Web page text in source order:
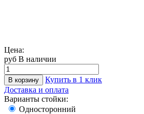
Цена:
руб В наличии
В корзину
Купить в 1 клик
Доставка и оплата
Варианты стойки:
Односторонний